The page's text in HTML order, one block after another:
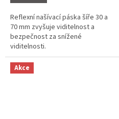
hvězdiček.
Reflexní našívací páska šíře 30 a
70 mm zvyšuje viditelnost a
bezpečnost za snížené
viditelnosti.
Akce